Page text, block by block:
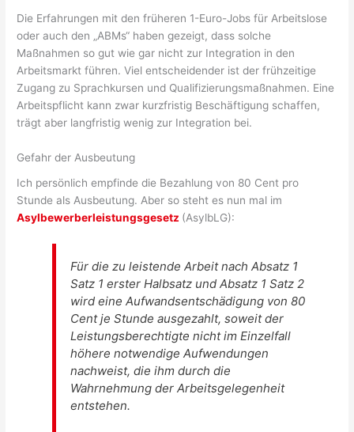
Die Erfahrungen mit den früheren 1-Euro-Jobs für Arbeitslose
oder auch den „ABMs“ haben gezeigt, dass solche
Maßnahmen so gut wie gar nicht zur Integration in den
Arbeitsmarkt führen. Viel entscheidender ist der frühzeitige
Zugang zu Sprachkursen und Qualifizierungsmaßnahmen. Eine
Arbeitspflicht kann zwar kurzfristig Beschäftigung schaffen,
trägt aber langfristig wenig zur Integration bei.
Gefahr der Ausbeutung
Ich persönlich empfinde die Bezahlung von 80 Cent pro
Stunde als Ausbeutung. Aber so steht es nun mal im
Asylbewerberleistungsgesetz (AsylbLG):
Für die zu leistende Arbeit nach Absatz 1
Satz 1 erster Halbsatz und Absatz 1 Satz 2
wird eine Aufwandsentschädigung von 80
Cent je Stunde ausgezahlt, soweit der
Leistungsberechtigte nicht im Einzelfall
höhere notwendige Aufwendungen
nachweist, die ihm durch die
Wahrnehmung der Arbeitsgelegenheit
entstehen.